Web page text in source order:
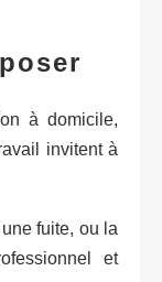
à domicile,
invitent à
fuite, ou la
et